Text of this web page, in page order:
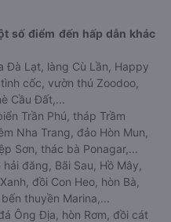
số điểm đến hấp dẫn khác
Đà Lạt, làng Cù Lần, Happy
cốc, vườn thú Zoodoo,
Cầu Đất,...
Trần Phú, tháp Trầm
Nha Trang, đảo Hòn Mun,
Sơn, thác bà Ponagar,...
hải đăng, Bãi Sau, Hồ Mây,
đồi Con Heo, hòn Bà,
thuyền Marina,...
Ông Địa, hòn Rơm, đồi cát